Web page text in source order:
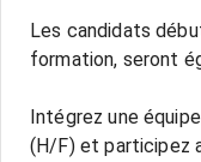
Les candidats
formation, seront
Intégrez une
(H/F) et participez